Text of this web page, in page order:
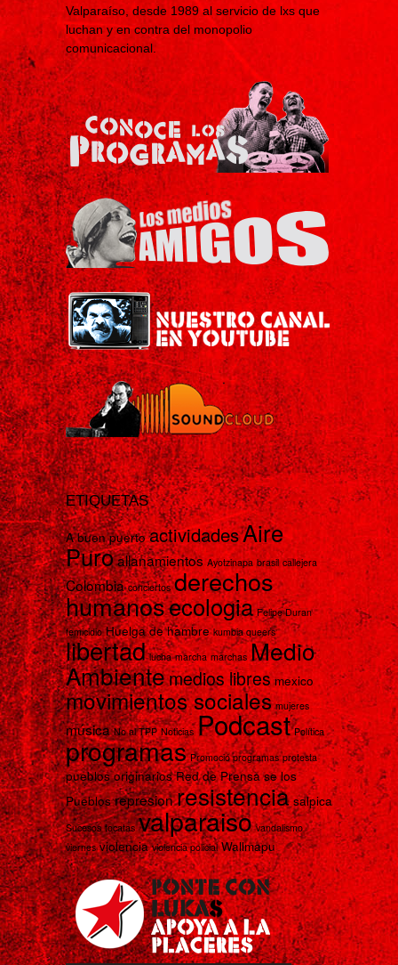
Valparaíso, desde 1989 al servicio de lxs que
luchan y en contra del monopolio
comunicacional.
ETIQUETAS
A buen puerto actividadesAire
Puroallanamientos Ayotzinapa brasil callejera
Colombia conciertos derechos
humanosecologia Felipe Duran
femicidio Huelga de hambre kumbia queers
libertad lucha marcha marchas Medio
Ambientemedios libres mexico
movimientos sociales mujeres
música No al TPP Noticias Podcast Política
programas Promoció programas protesta
pueblos originarios Red de Prensa se los
Pueblos represionresistencia salpica
Sucesos tocatas valparaiso vandalismo
viernes violencia violencia policial Wallmapu